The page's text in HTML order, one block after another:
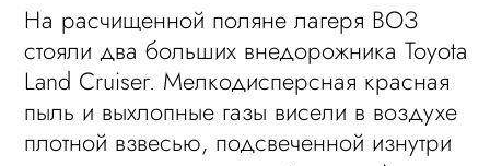
На расчищенной поляне лагеря ВОЗ
стояли два больших внедорожника Toyota
Land Cruiser. Мелкодисперсная красная
пыль и выхлопные газы висели в воздухе
плотной взвесью, подсвеченной изнутри